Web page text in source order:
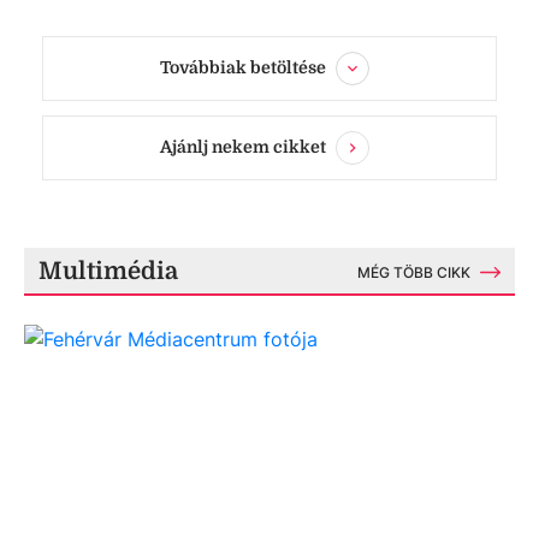
Továbbiak betöltése
Ajánlj nekem cikket
Multimédia MÉG TÖBB CIKK